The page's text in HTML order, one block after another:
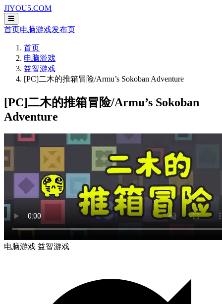
JIYOU5.COM
☰
首页电脑游戏发布页
首页
电脑游戏
益智游戏
[PC]二木的推箱冒险/Armu’s Sokoban Adventure
[PC]二木的推箱冒险/Armu’s Sokoban
Adventure
电脑游戏 益智游戏